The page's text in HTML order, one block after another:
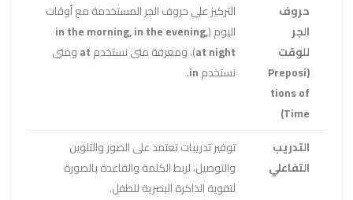
حروف
الجر
للوقت
(Preposi
tions of
Time)
التركيز على حروف الجر المستخدمة مع أوقات
اليوم (in the morning, in the evening,
at night)، ومعرفة متى نستخدمatومتى
نستخدمin
.
التدريب
التفاعلي
توفير تدريبات تعتمد على الصور والتلوين
والتوصيل، لربط الكلمة والقاعدة بالصورة
لتقوية الذاكرة البصرية للطفل.